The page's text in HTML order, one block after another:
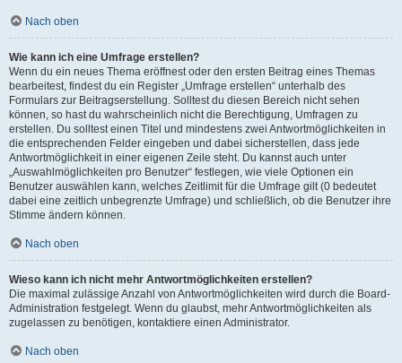
Nach oben
Wie kann ich eine Umfrage erstellen?
Wenn du ein neues Thema eröffnest oder den ersten Beitrag eines Themas
bearbeitest, findest du ein Register „Umfrage erstellen“ unterhalb des
Formulars zur Beitragserstellung. Solltest du diesen Bereich nicht sehen
können, so hast du wahrscheinlich nicht die Berechtigung, Umfragen zu
erstellen. Du solltest einen Titel und mindestens zwei Antwortmöglichkeiten in
die entsprechenden Felder eingeben und dabei sicherstellen, dass jede
Antwortmöglichkeit in einer eigenen Zeile steht. Du kannst auch unter
„Auswahlmöglichkeiten pro Benutzer“ festlegen, wie viele Optionen ein
Benutzer auswählen kann, welches Zeitlimit für die Umfrage gilt (0 bedeutet
dabei eine zeitlich unbegrenzte Umfrage) und schließlich, ob die Benutzer ihre
Stimme ändern können.
Nach oben
Wieso kann ich nicht mehr Antwortmöglichkeiten erstellen?
Die maximal zulässige Anzahl von Antwortmöglichkeiten wird durch die Board-
Administration festgelegt. Wenn du glaubst, mehr Antwortmöglichkeiten als
zugelassen zu benötigen, kontaktiere einen Administrator.
Nach oben